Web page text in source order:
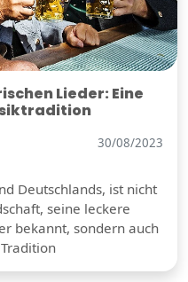
Lieder: Eine
30/08/2023
Deutschlands, ist nicht
seine leckere
bekannt, sondern auch